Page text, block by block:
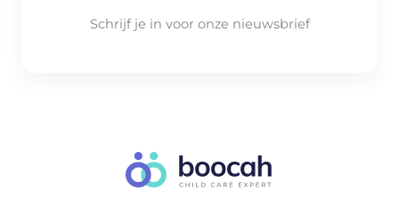
Schrijf je in voor onze nieuwsbrief